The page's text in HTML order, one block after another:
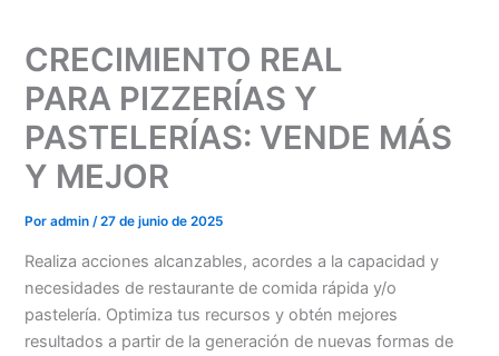
CRECIMIENTO REAL
PARA PIZZERÍAS Y
PASTELERÍAS: VENDE MÁS
Y MEJOR
Poradmin/27 de junio de 2025
Realiza acciones alcanzables, acordes a la capacidad y
necesidades de restaurante de comida rápida y/o
pastelería. Optimiza tus recursos y obtén mejores
resultados a partir de la generación de nuevas formas de